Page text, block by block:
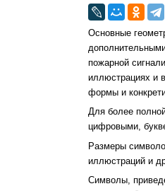
Основные
пожарной
иллюстрациях и
формы и
Для более
цифровыми,
Размеры
иллюстраций и
Символы,